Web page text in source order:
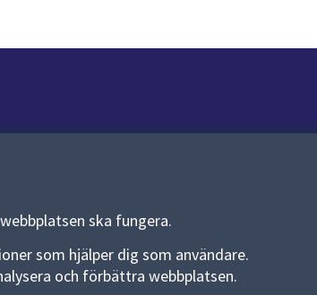
ska fungera.
som hjälper dig som användare.
och förbättra webbplatsen.
Allmänna handlingar och diarium
Behandling av personuppgifter
Kakor